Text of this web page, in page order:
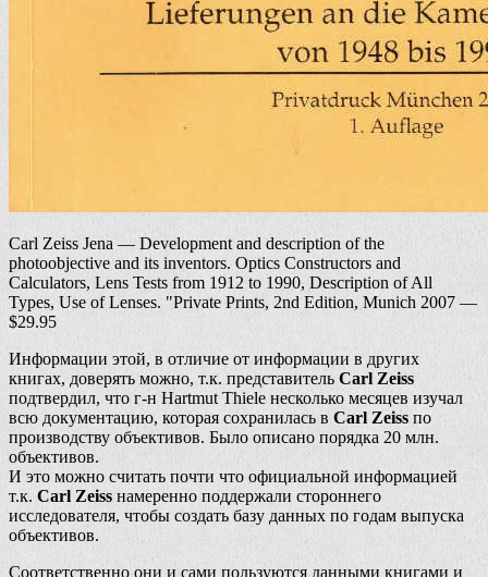
Carl Zeiss Jena — Development and description of the
photoobjective and its inventors. Optics Constructors and
Calculators, Lens Tests from 1912 to 1990, Description of All
Types, Use of Lenses. "Private Prints, 2nd Edition, Munich 2007 —
$29.95
Информации этой, в отличие от информации в других
книгах, доверять можно, т.к. представитель Carl Zeiss
подтвердил, что г-н Hartmut Thiele несколько месяцев изучал
всю документацию, которая сохранилась в Carl Zeiss по
производству объективов. Было описано порядка 20 млн.
объективов.
И это можно считать почти что официальной информацией
т.к. Carl Zeiss намеренно поддержали стороннего
исследователя, чтобы создать базу данных по годам выпуска
объективов.
Соответственно они и сами пользуются данными книгами и